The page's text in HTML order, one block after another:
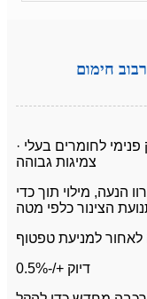
חימום
· סט אחד של מיכל לחץ 30 ליטר עם פקק פנימי לחומרים בעלי
צמיגות גבוהה
הנעה, מילוי תוך כדי
הצינור כלפי מטה
לאחור למניעת טפטוף
דיוק +/-0.5%